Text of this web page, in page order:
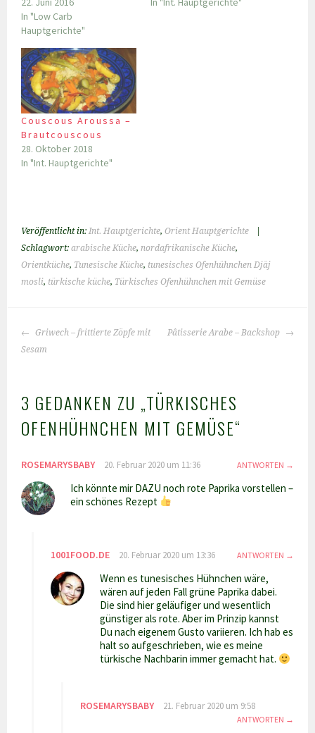
In "Low Carb
Hauptgerichte"
Couscous Aroussa –
Brautcouscous
28. Oktober 2018
In "Int. Hauptgerichte"
Veröffentlicht in:Int. Hauptgerichte,Orient Hauptgerichte
Schlagwort:arabische Küche,nordafrikanische Küche,
Orientküche, Tunesische Küche, tunesisches Ofenhühnchen Djäj
mosli, türkische küche, Türkisches Ofenhühnchen mit Gemüse
BEITRAGS-
NAVIGATION
Griwech – frittierte Zöpfe mit
Sesam
Pâtisserie Arabe – Backshop
3 GEDANKEN ZU „TÜRKISCHES
OFENHÜHNCHEN MIT GEMÜSE“
ROSEMARYSBABY 20. Februar 2020 um 11:36 ANTWORTEN
Ich könnte mir DAZU noch rote Paprika vorstellen –
ein schönes Rezept
1001FOOD.DE 20. Februar 2020 um 13:36 ANTWORTEN
Wenn es tunesisches Hühnchen wäre,
wären auf jeden Fall grüne Paprika dabei.
Die sind hier geläufiger und wesentlich
günstiger als rote. Aber im Prinzip kannst
Du nach eigenem Gusto variieren. Ich hab es
halt so aufgeschrieben, wie es meine
türkische Nachbarin immer gemacht hat.
ROSEMARYSBABY 21. Februar 2020 um 9:58
ANTWORTEN